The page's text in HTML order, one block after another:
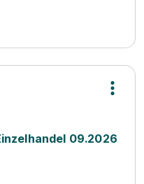
09.2026